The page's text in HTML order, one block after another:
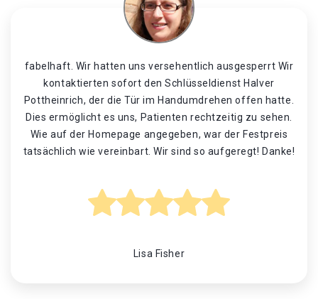
fabelhaft. Wir hatten uns versehentlich ausgesperrt Wir
kontaktierten sofort den Schlüsseldienst Halver
Pottheinrich, der die Tür im Handumdrehen offen hatte.
Dies ermöglicht es uns, Patienten rechtzeitig zu sehen.
Wie auf der Homepage angegeben, war der Festpreis
tatsächlich wie vereinbart. Wir sind so aufgeregt! Danke!
Lisa Fisher